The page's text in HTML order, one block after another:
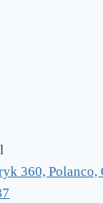
360, Polanco,